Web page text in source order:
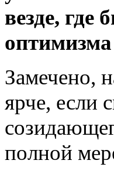
везде,
Замечено,
ярче, если
полной